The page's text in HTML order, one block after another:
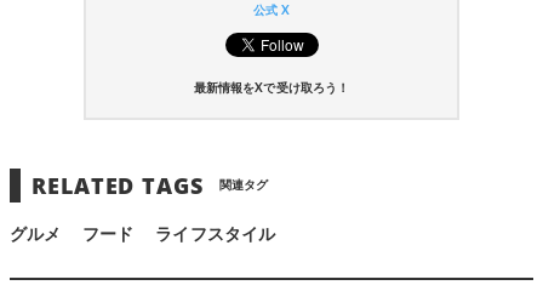
公式 X
最新情報をXで受け取ろう！
RELATED TAGS 関連タグ
グルメ フード ライフスタイル